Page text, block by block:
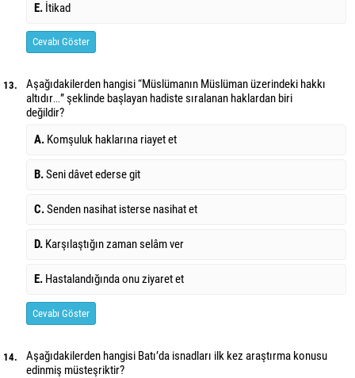
E. İtikad
Cevabı Göster
13.
Aşağıdakilerden hangisi “Müslümanın Müslüman üzerindeki hakkı
altıdır…” şeklinde başlayan hadiste sıralanan haklardan biri
değildir?
A. Komşuluk haklarına riayet et
B.Seni dâvet ederse git
C.Senden nasihat isterse nasihat et
D. Karşılaştığın zaman selâm ver
E. Hastalandığında onu ziyaret et
Cevabı Göster
14.
Aşağıdakilerden hangisi Batı’da isnadları ilk kez araştırma konusu
edinmiş müsteşriktir?